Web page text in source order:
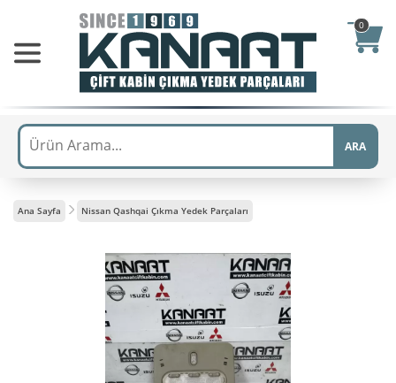
0
ARA
Ana Sayfa Nissan Qashqai Çıkma Yedek Parçaları